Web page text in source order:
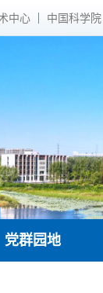
中心 中国科学院
党群园地